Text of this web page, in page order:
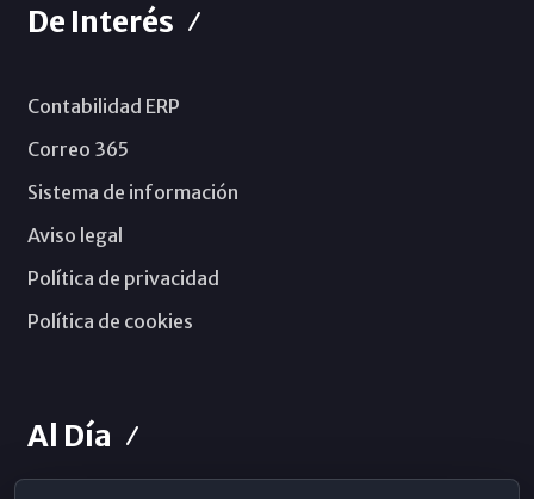
De Interés
Contabilidad ERP
Correo 365
Sistema de información
Aviso legal
Política de privacidad
Política de cookies
Al Día